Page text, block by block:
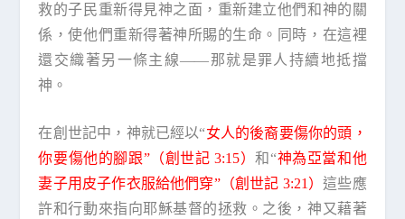
救的子民重新得見神之面，重新建立他們和神的關
係，使他們重新得著神所賜的生命。同時，在這裡
還交織著另一條主線——那就是罪人持續地抵擋
神。
在創世記中，神就已經以“女人的後裔要傷你的頭，
你要傷他的腳跟”（創世記 3:15）和“神為亞當和他
妻子用皮子作衣服給他們穿”（創世記 3:21）這些應
許和行動來指向耶穌基督的拯救。之後，神又藉著